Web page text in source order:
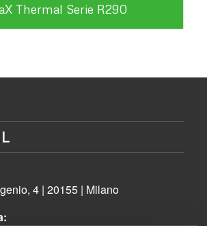
Thermal Serie R290
4 | 20155 | Milano